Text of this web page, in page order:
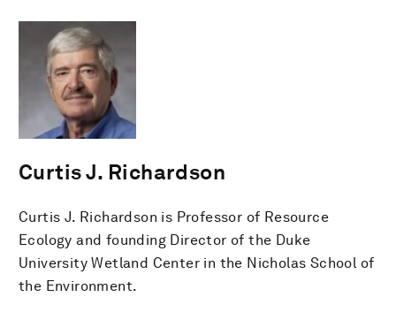
Curtis J. Richardson
Curtis J. Richardson is Professor of Resource
Ecology and founding Director of the Duke
University Wetland Center in the Nicholas School of
the Environment.